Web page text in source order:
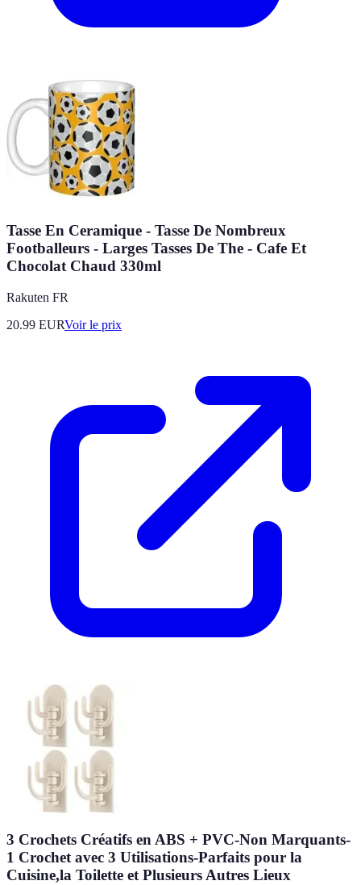
Tasse En Ceramique - Tasse De Nombreux
Footballeurs - Larges Tasses De The - Cafe Et
Chocolat Chaud 330ml
Rakuten FR
20.99 EURVoir le prix
3 Crochets Créatifs en ABS + PVC-Non Marquants-
1 Crochet avec 3 Utilisations-Parfaits pour la
Cuisine,la Toilette et Plusieurs Autres Lieux